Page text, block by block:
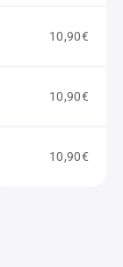
10,90€
10,90€
10,90€